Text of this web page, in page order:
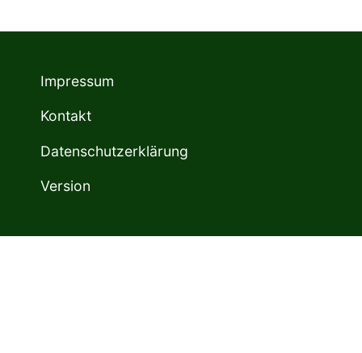
Impressum
Kontakt
Datenschutzerklärung
Version